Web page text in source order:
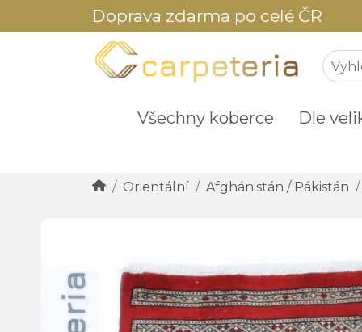
Doprava zdarma po celé ČR
Všechny koberce Dle
Orientální Afghánistán / Pákistán